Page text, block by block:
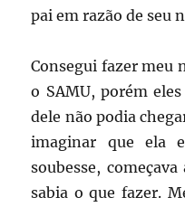
pai em razão de seu
Consegui fazer meu
o SAMU, porém
dele não podia
imaginar que ela
soubesse,
sabia o que fazer.